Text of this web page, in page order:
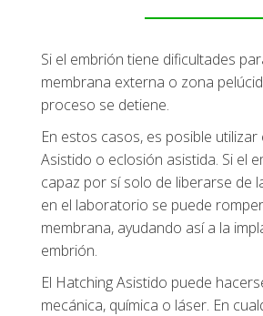
Si el embrión tiene dificultades
membrana externa o zona
proceso se detiene.
En estos casos, es posible utilizar
Asistido o eclosión asistida. Si el
capaz por sí solo de liberarse de
en el laboratorio se puede
membrana, ayudando así a la
embrión.
El Hatching Asistido puede
mecánica, química o láser. En